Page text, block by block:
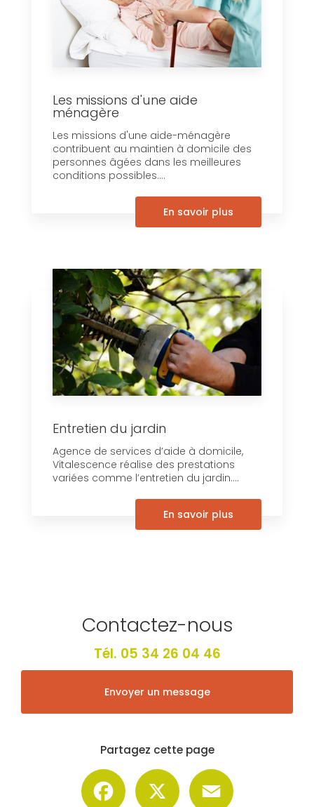
Les missions d'une aide
ménagère
Les missions d'une aide-ménagère
contribuent au maintien à domicile des
personnes âgées dans les meilleures
conditions possibles....
En savoir plus
Entretien du jardin
Agence de services d’aide à domicile,
Vitalescence réalise des prestations
variées comme l’entretien du jardin....
En savoir plus
Contactez-nous
Tél. 05 34 26 04 46
Envoyer un message
Partagez cette page
Facebook